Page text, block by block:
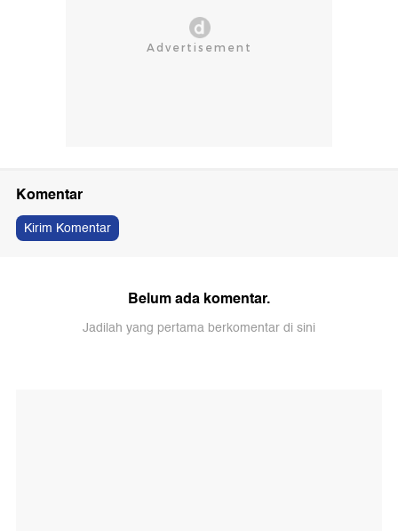
Komentar
Kirim Komentar
Belum ada komentar.
Jadilah yang pertama berkomentar di sini